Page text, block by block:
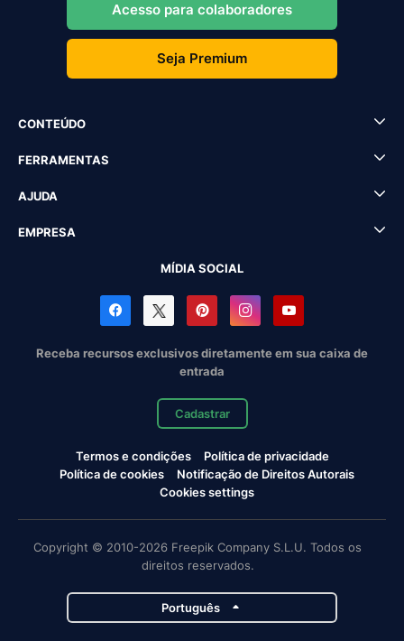
Acesso para colaboradores
Seja Premium
CONTEÚDO
FERRAMENTAS
AJUDA
EMPRESA
MÍDIA SOCIAL
Receba recursos exclusivos diretamente em sua caixa de
entrada
Cadastrar
Termos e condições
Política de privacidade
Política de cookies
Notificação de Direitos Autorais
Cookies settings
Copyright © 2010-2026 Freepik Company S.L.U. Todos os
direitos reservados.
Português